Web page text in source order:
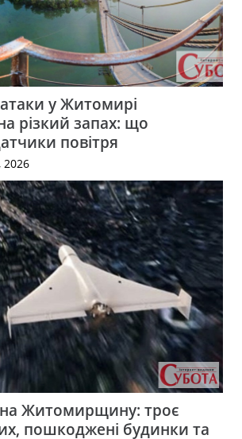
атаки у Житомирі
різкий запах: що
повітря
2026
на Житомирщину: троє
пошкоджені будинки та